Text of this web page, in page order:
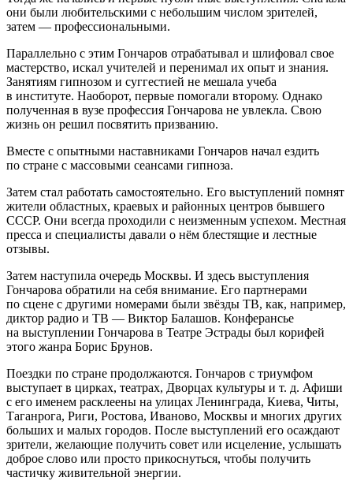
они были любительскими с небольшим числом зрителей,
затем — профессиональными.
Параллельно с этим Гончаров отрабатывал и шлифовал свое
мастерство, искал учителей и перенимал их опыт и знания.
Занятиям гипнозом и суггестией не мешала учеба
в институте. Наоборот, первые помогали второму. Однако
полученная в вузе профессия Гончарова не увлекла. Свою
жизнь он решил посвятить призванию.
Вместе с опытными наставниками Гончаров начал ездить
по стране с массовыми сеансами гипноза.
Затем стал работать самостоятельно. Его выступлений помнят
жители областных, краевых и районных центров бывшего
СССР. Они всегда проходили с неизменным успехом. Местная
пресса и специалисты давали о нём блестящие и лестные
отзывы.
Затем наступила очередь Москвы. И здесь выступления
Гончарова обратили на себя внимание. Его партнерами
по сцене с другими номерами были звёзды ТВ, как, например,
диктор радио и ТВ — Виктор Балашов. Конферансье
на выступлении Гончарова в Театре Эстрады был корифей
этого жанра Борис Брунов.
Поездки по стране продолжаются. Гончаров с триумфом
выступает в цирках, театрах, Дворцах культуры и т. д. Афиши
с его именем расклеены на улицах Ленинграда, Киева, Читы,
Таганрога, Риги, Ростова, Иваново, Москвы и многих других
больших и малых городов. После выступлений его осаждают
зрители, желающие получить совет или исцеление, услышать
доброе слово или просто прикоснуться, чтобы получить
частичку живительной энергии.